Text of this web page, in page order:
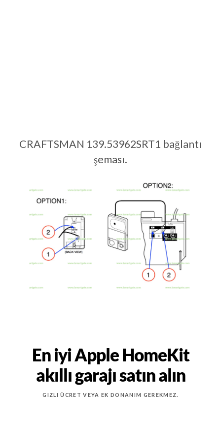
CRAFTSMAN 139.53962SRT1 bağlantı
şeması.
En iyi Apple HomeKit
akıllı garajı satın alın
GIZLI ÜCRET VEYA EK DONANIM GEREKMEZ.